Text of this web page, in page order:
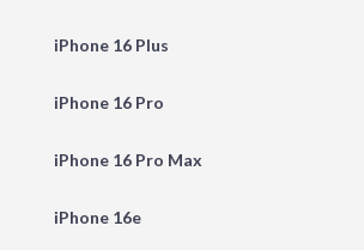
iPhone 16 Plus
iPhone 16 Pro
iPhone 16 Pro Max
iPhone 16e